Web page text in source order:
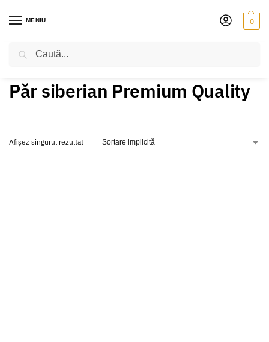
MENIU 0
Păr siberian Premium Quality
Afișez singurul rezultat